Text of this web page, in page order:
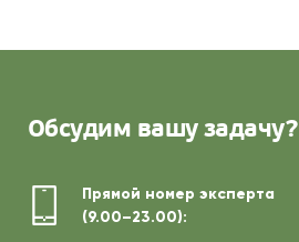
Обсудим вашу задачу?
Прямой номер эксперта
(9.00–23.00):